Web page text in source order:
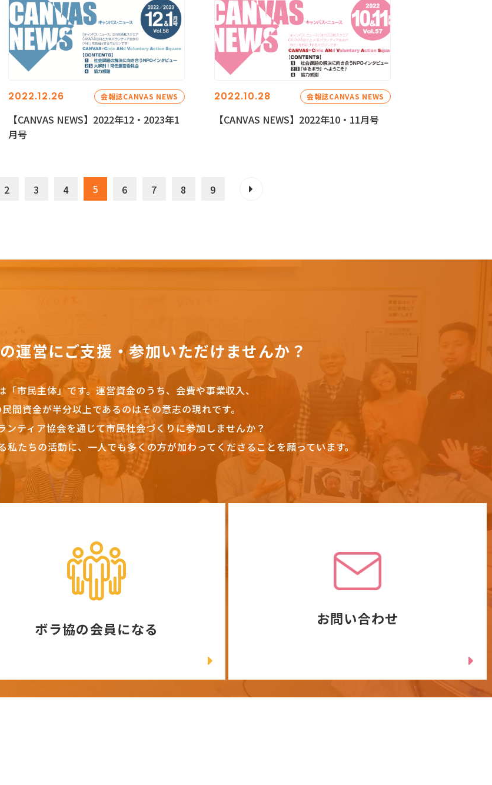
2022.12.26 会報誌CANVAS NEWS
【CANVAS NEWS】2022年12・2023年1
月号
2022.10.28 会報誌CANVAS NEWS
【CANVAS NEWS】2022年10・11月号
2 3 4 5 6 7 8 9
運営にご支援・参加いただけませんか？
「市民主体」です。 運営資金のうち、会費や事業収入、
間資金が半分以上であるのはその意志の現れです。
ンティア協会を通じて市民社会づくりに参加しませんか？
たちの活動に、一人でも多くの方が加わってくださることを願っています。
ボラ協の会員になる
お問い合わせ